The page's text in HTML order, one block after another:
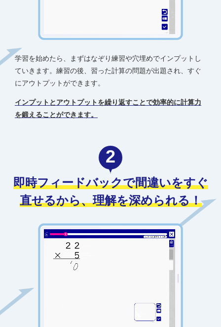
学習を始めたら、まずはなぞり練習や穴埋めでインプットし
ていきます。練習の後、習った計算の問題が出題され、すぐ
にアウトプットができます。
インプットとアウトプットを繰り返すことで効率的に計算力
を鍛えることができます。
2
即時フィードバックで間違いをすぐ
直せるから、理解を深められる！